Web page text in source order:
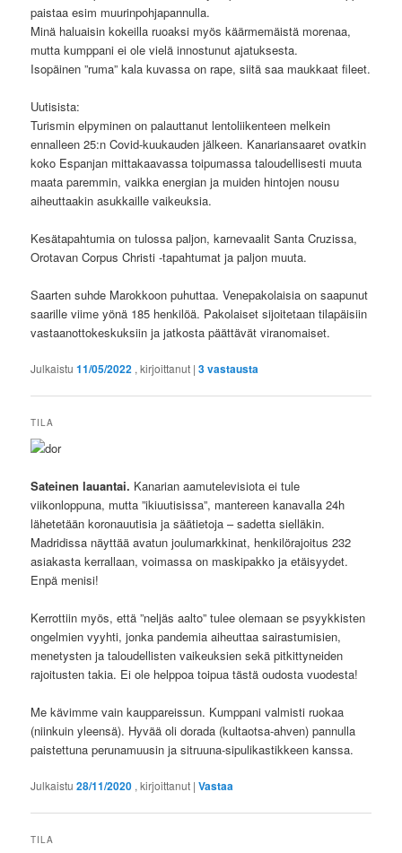
paistaa esim muurinpohjapannulla.
Minä haluaisin kokeilla ruoaksi myös käärmemäistä morenaa,
mutta kumppani ei ole vielä innostunut ajatuksesta.
Isopäinen ”ruma” kala kuvassa on rape, siitä saa maukkaat fileet.
Uutisista:
Turismin elpyminen on palauttanut lentoliikenteen melkein
ennalleen 25:n Covid-kuukauden jälkeen. Kanariansaaret ovatkin
koko Espanjan mittakaavassa toipumassa taloudellisesti muuta
maata paremmin, vaikka energian ja muiden hintojen nousu
aiheuttaakin asukkaille vaikeuksia.
Kesätapahtumia on tulossa paljon, karnevaalit Santa Cruzissa,
Orotavan Corpus Christi -tapahtumat ja paljon muuta.
Saarten suhde Marokkoon puhuttaa. Venepakolaisia on saapunut
saarille viime yönä 185 henkilöä. Pakolaiset sijoitetaan tilapäisiin
vastaanottokeskuksiin ja jatkosta päättävät viranomaiset.
Julkaistu11/05/2022 , kirjoittanut |3vastausta
TILA
Sateinen lauantai. Kanarian aamutelevisiota ei tule
viikonloppuna, mutta ”ikiuutisissa”, mantereen kanavalla 24h
lähetetään koronauutisia ja säätietoja – sadetta sielläkin.
Madridissa näyttää avatun joulumarkkinat, henkilörajoitus 232
asiakasta kerrallaan, voimassa on maskipakko ja etäisyydet.
Enpä menisi!
Kerrottiin myös, että ”neljäs aalto” tulee olemaan se psyykkisten
ongelmien vyyhti, jonka pandemia aiheuttaa sairastumisien,
menetysten ja taloudellisten vaikeuksien sekä pitkittyneiden
rajoitusten takia. Ei ole helppoa toipua tästä oudosta vuodesta!
Me kävimme vain kauppareissun. Kumppani valmisti ruokaa
(niinkuin yleensä). Hyvää oli dorada (kultaotsa-ahven) pannulla
paistettuna perunamuusin ja sitruuna-sipulikastikkeen kanssa.
Julkaistu28/11/2020 , kirjoittanut |Vastaa
TILA